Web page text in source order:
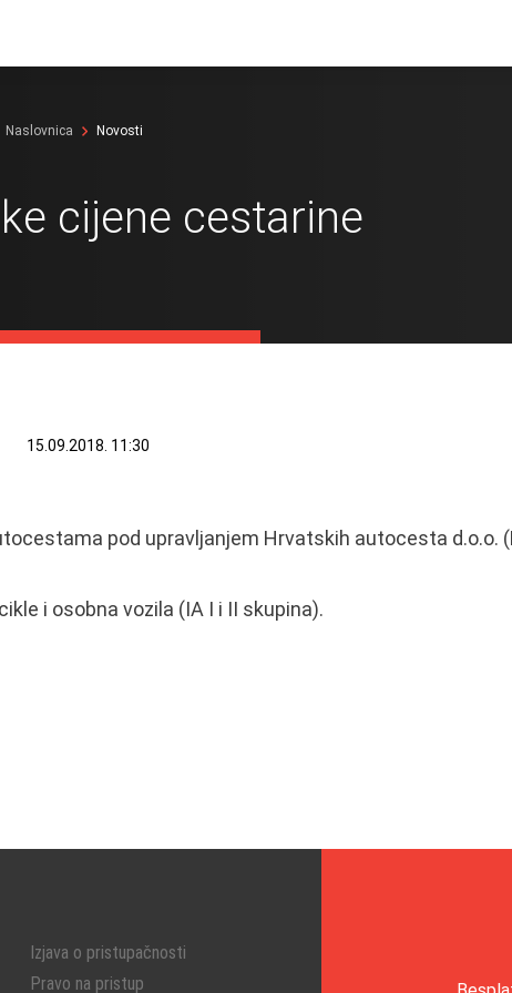
Naslovnica Novosti
cijene cestarine
15.09.2018. 11:30
pod upravljanjem Hrvatskih autocesta d.o.o.
i osobna vozila (IA I i II skupina).
Izjava o pristupačnosti
Pravo na pristup